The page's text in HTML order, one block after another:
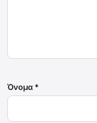
Όνομα *